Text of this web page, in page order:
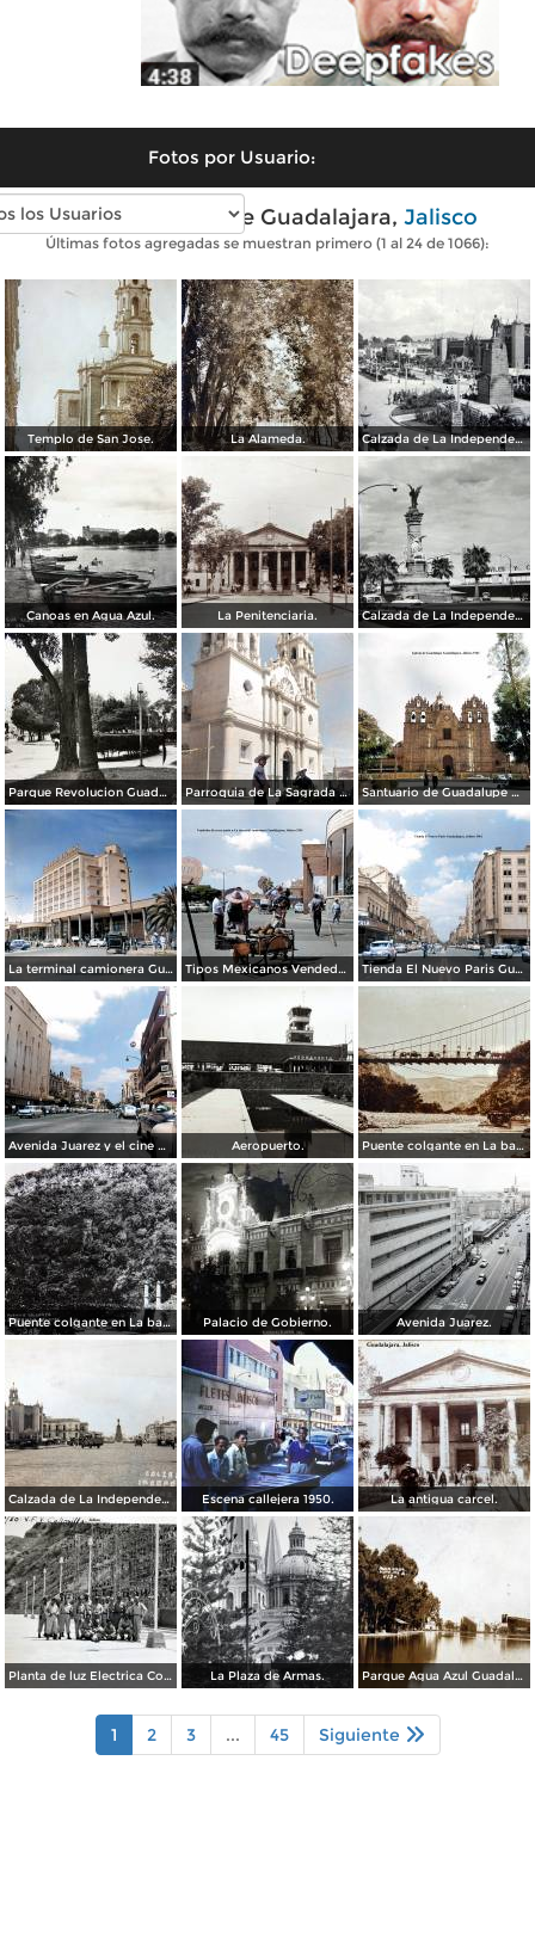
Fotos por Usuario:
Fotos antiguas de Guadalajara, Jalisco
Últimas fotos agregadas se muestran primero (1 al 24 de 1066):
Templo de San Jose. La Alameda. Calzada de La Independencia y Mto. a Juarez Guadalajara, Jalisco. ( Circulada el 5 de Septiembre de 1929 ).
Canoas en Agua Azul. La Penitenciaria. Calzada de La Independencia Guadalajara, Jalisco.
Parque Revolucion Guadalajara, Jalisco. Parroquia de La Sagrada familia Guadalajara, Jalisco 1961. Santuario de Guadalupe Guadalajara, Jalisco 1961.
La terminal camionera Guadalajara, Jalisco 1961 Tipos Mexicanos Vendedor de cocos junto a La terminal camionera Guadalajara, Jalisco 1961 Tienda El Nuevo Paris Guadalajara, Jalisco 1961
Avenida Juarez y el cine Variedades Guadalajara, Jalisco 1961 Aeropuerto. Puente colgante en La barranca de Oblatos.
Puente colgante en La barranca de Oblatos. Palacio de Gobierno. Avenida Juarez.
Calzada de La Independencia Guadalajara, Jalisco. ( Circulada el 10 de Febrero de 1931 ). Escena callejera 1950. La antigua carcel.
Planta de luz Electrica Colimilla. ( Fechada el 1 de Octubre de 1950 ). La Plaza de Armas. Parque Agua Azul Guadalajara, Jalisco.
1 2 3 ... 45 Siguiente